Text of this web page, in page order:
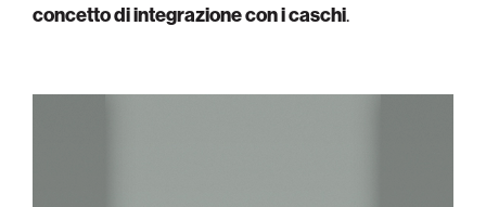
concetto di integrazione con i caschi.